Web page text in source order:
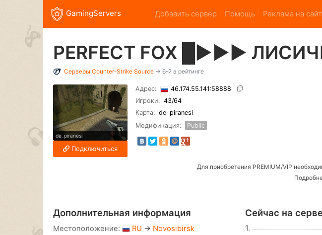
GamingServers Добавить сервер Помощь Реклама на
PERFECT FOX █►►►
Серверы Counter-Strike Source → 6-й в рейтинге
de_piranesi
Подключиться
Адрес:
46.174.55.141:58888
Игроки: 43/64
Карта: de_piranesi
Модификация:
Public
Для приобретения PREMIUM/VIP
Дополнительная информация
Местоположение: RU → Novosibirsk
Сейчас на
1.